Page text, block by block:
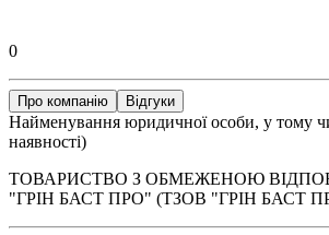
0
Про компанію Відгуки
Найменування юридичної особи, у тому
наявності)
ТОВАРИСТВО З ОБМЕЖЕНОЮ
"ГРІН БАСТ ПРО" (ТЗОВ "ГРІН БАСТ